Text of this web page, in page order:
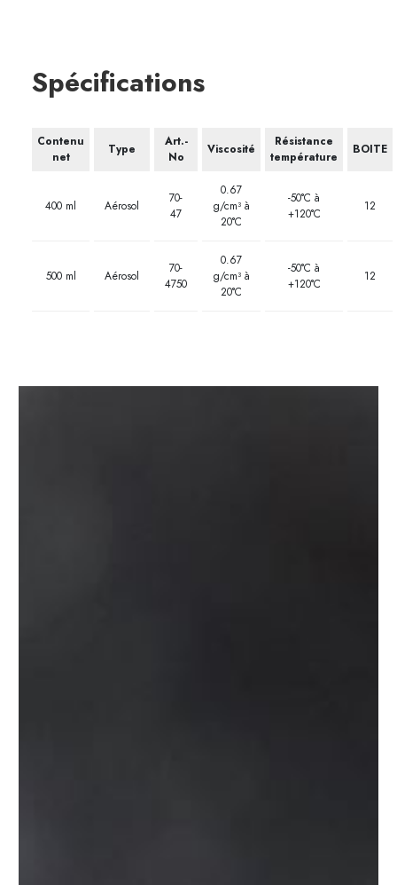
Spécifications
Contenu
net
Type
Art.-
No
Viscosité
Résistance
température
BOITE
400 ml Aérosol
70-
47
0.67
g/cm³ à
20°C
-50°C à
+120°C
12
500 ml Aérosol
70-
4750
0.67
g/cm³ à
20°C
-50°C à
+120°C
12